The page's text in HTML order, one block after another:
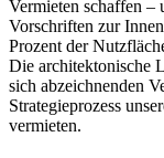
Vermieten schaffen –
Vorschriften zur
Prozent der
Die architektonische
sich abzeichnenden
Strategieprozess
vermieten.